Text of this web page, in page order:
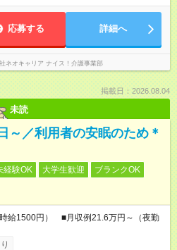
応募する 詳細へ
ネオキャリア ナイス！介護事業部
掲載日：2026.08.04
未読
～／利用者の安眠のため＊
経験OK 大学生歓迎
ブランクOK
給1500円） ■月収例21.6万円～（夜勤